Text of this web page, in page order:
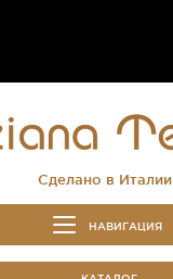
Сделано в Италии
НАВИГАЦИЯ